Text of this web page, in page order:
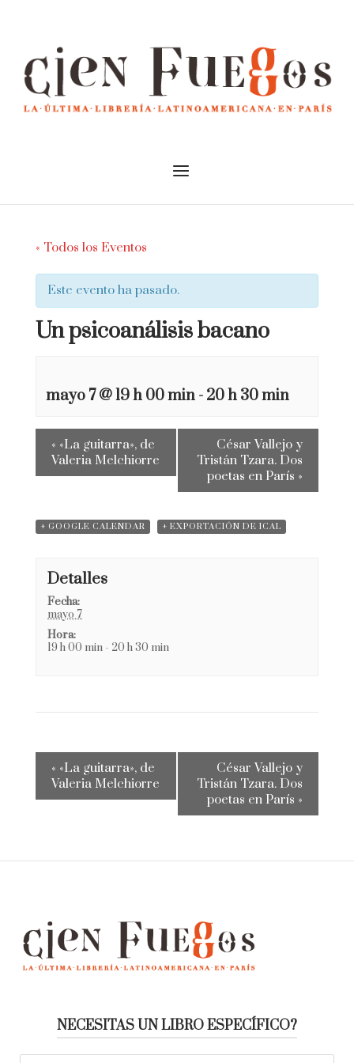
Menu
« Todos los Eventos
Este evento ha pasado.
Un psicoanálisis bacano
mayo 7 @ 19 h 00 min - 20 h 30 min
« «La guitarra», de
Valeria Melchiorre
César Vallejo y
Tristán Tzara. Dos
poetas en París »
+ GOOGLE CALENDAR + EXPORTACIÓN DE ICAL
Detalles
Fecha:
mayo 7
Hora:
19 h 00 min - 20 h 30 min
« «La guitarra», de
Valeria Melchiorre
César Vallejo y
Tristán Tzara. Dos
poetas en París »
NECESITAS UN LIBRO ESPECÍFICO?